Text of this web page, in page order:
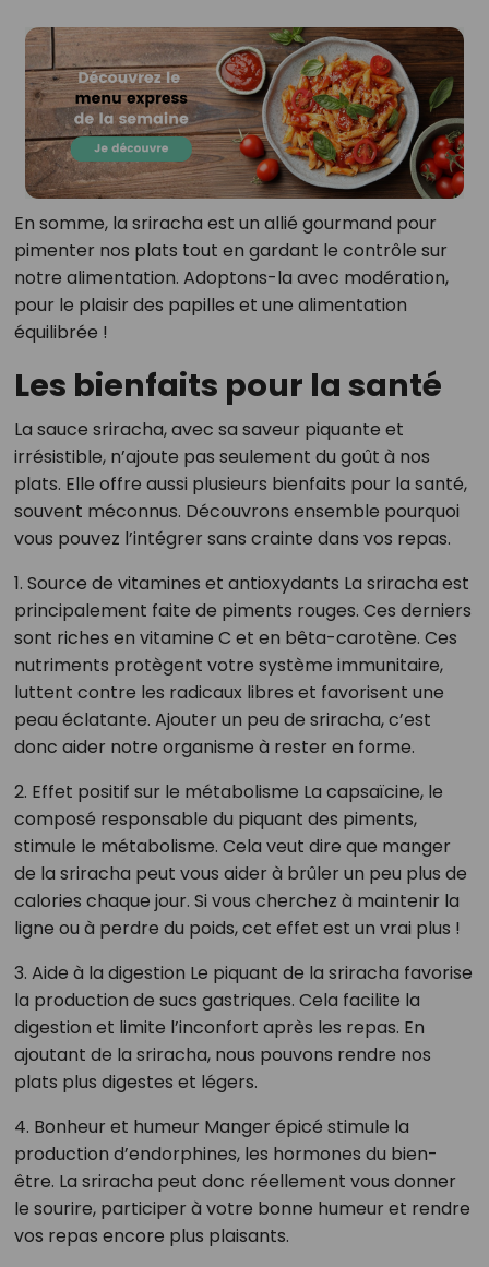
En somme, la sriracha est un allié gourmand pour
pimenter nos plats tout en gardant le contrôle sur
notre alimentation. Adoptons-la avec modération,
pour le plaisir des papilles et une alimentation
équilibrée !
Les bienfaits pour la santé
La sauce sriracha, avec sa saveur piquante et
irrésistible, n’ajoute pas seulement du goût à nos
plats. Elle offre aussi plusieurs bienfaits pour la santé,
souvent méconnus. Découvrons ensemble pourquoi
vous pouvez l’intégrer sans crainte dans vos repas.
1. Source de vitamines et antioxydants La sriracha est
principalement faite de piments rouges. Ces derniers
sont riches en vitamine C et en bêta-carotène. Ces
nutriments protègent votre système immunitaire,
luttent contre les radicaux libres et favorisent une
peau éclatante. Ajouter un peu de sriracha, c’est
donc aider notre organisme à rester en forme.
2. Effet positif sur le métabolisme La capsaïcine, le
composé responsable du piquant des piments,
stimule le métabolisme. Cela veut dire que manger
de la sriracha peut vous aider à brûler un peu plus de
calories chaque jour. Si vous cherchez à maintenir la
ligne ou à perdre du poids, cet effet est un vrai plus !
3. Aide à la digestion Le piquant de la sriracha favorise
la production de sucs gastriques. Cela facilite la
digestion et limite l’inconfort après les repas. En
ajoutant de la sriracha, nous pouvons rendre nos
plats plus digestes et légers.
4. Bonheur et humeur Manger épicé stimule la
production d’endorphines, les hormones du bien-
être. La sriracha peut donc réellement vous donner
le sourire, participer à votre bonne humeur et rendre
vos repas encore plus plaisants.